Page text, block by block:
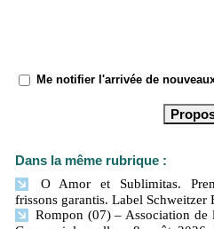
Me notifier l'arrivée de
Dans la même rubrique :
O Amor et Sublimitas.
frissons garantis. Label Schweitzer
Rompon (07) – Association de